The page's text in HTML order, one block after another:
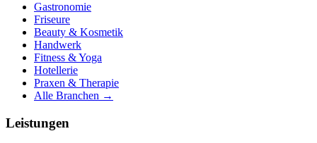
Gastronomie
Friseure
Beauty & Kosmetik
Handwerk
Fitness & Yoga
Hotellerie
Praxen & Therapie
Alle Branchen →
Leistungen